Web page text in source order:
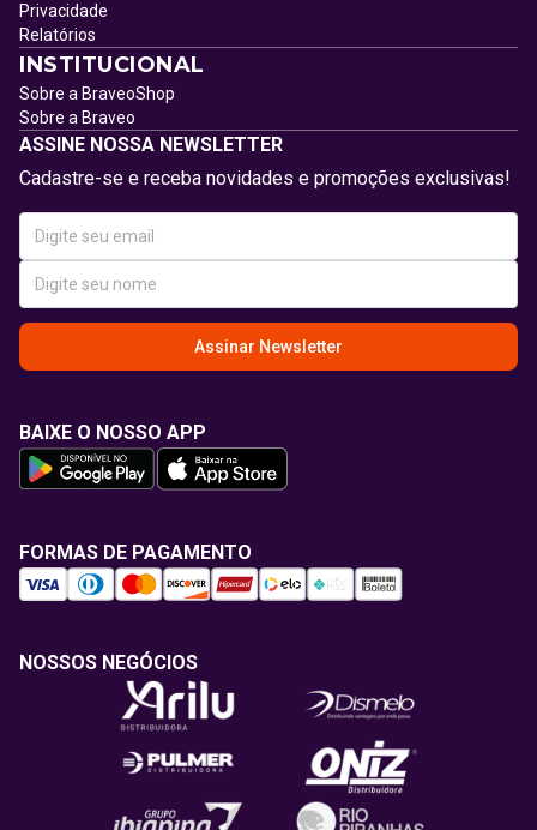
Privacidade
Relatórios
INSTITUCIONAL
Sobre a BraveoShop
Sobre a Braveo
ASSINE NOSSA NEWSLETTER
Cadastre-se e receba novidades e promoções exclusivas!
Assinar Newsletter
BAIXE O NOSSO APP
FORMAS DE PAGAMENTO
NOSSOS NEGÓCIOS